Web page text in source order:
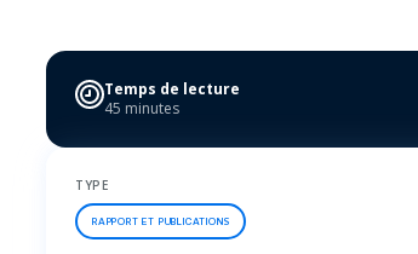
Temps de lecture
45 minutes
TYPE
RAPPORT ET PUBLICATIONS